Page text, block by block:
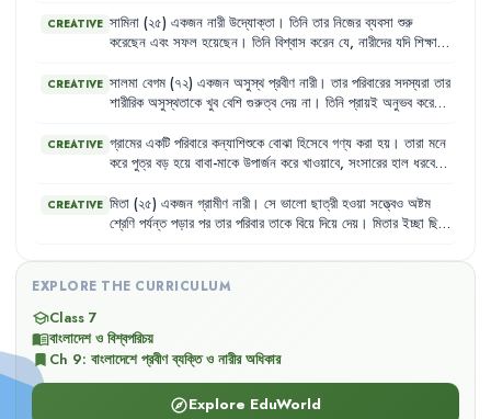
CREATIVE সামিনা (২৫) একজন নারী উদ্যোক্তা । তিনি তার নিজের ব্যবসা শুরু
করেছেন এবং সফল হয়েছেন । তিনি বিশ্বাস করেন যে, নারীদের যদি শিক্ষা,
বিভিন্ন ক্ষেত্রে গুরুত্বপূর্ণ ভূমিকা রাখতে পারবে।
CREATIVE সালমা বেগম (৭২) একজন অসুস্থ প্রবীণ নারী। তার পরিবারের সদস্যরা তার
শারীরিক অসুস্থতাকে খুব বেশি গুরুত্ব দেয় না । তিনি প্রায়ই অনুভব করেন
মানসিকভাবে ভেঙে পড়েছেন এবং তার স্মৃতি বিভ্রম দেখা দিচ্ছে।
CREATIVE গ্রামের একটি পরিবারে কন্যাশিশুকে বোঝা হিসেবে গণ্য করা হয় । তারা মনে
করে পুত্র বড় হয়ে বাবা-মাকে উপার্জন করে খাওয়াবে, সংসারের হাল ধরবে।
বিয়ে দিতে গিয়ে পিতামাতাকে অনেক টাকা খরচ করতে হবে। এই মনোভাব
থেকেই তারা পুত্রসন্তানকে কন্যাসন্তানের চেয়ে অধিক গুরুত্ব দেয়।
CREATIVE মিতা (২৫) একজন গ্রামীণ নারী। সে ভালো ছাত্রী হওয়া সত্ত্বেও অষ্টম
শ্রেণি পর্যন্ত পড়ার পর তার পরিবার তাকে বিয়ে দিয়ে দেয় । মিতার ইচ্ছা ছিল
করতে পারছে না।
EXPLORE THE CURRICULUM
schoolClass 7
menu_bookবাংলাদেশ ও বিশ্বপরিচয়
bookmark Ch 9: বাংলাদেশে প্রবীণ ব্যক্তি ও নারীর অধিকার
exploreExplore EduWorld